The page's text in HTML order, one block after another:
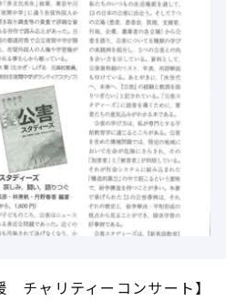
チャリティーコンサート】